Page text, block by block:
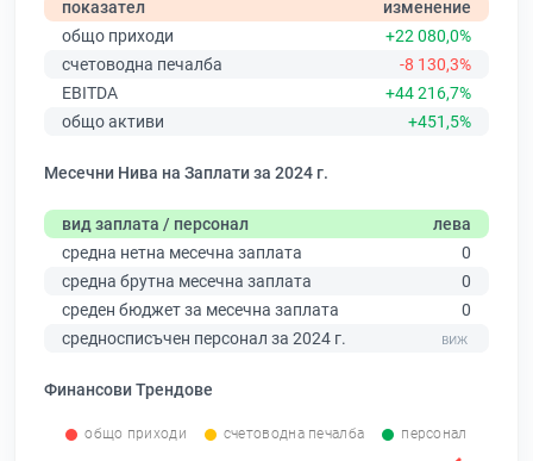
показател
изменение
общо приходи
+22 080,0%
счетоводна печалба
-8 130,3%
EBITDA
+44 216,7%
общо активи
+451,5%
Месечни Нива на Заплати за 2024 г.
вид заплата / персонал
лева
средна нетна месечна заплата
0
средна брутна месечна заплата
0
среден бюджет за месечна заплата
0
средносписъчен персонал за 2024 г.
Финансови Трендове
общо приходи счетоводна печалба персонал